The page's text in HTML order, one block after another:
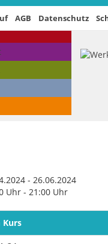
AGB Datenschutz
- 26.06.2024
Uhr - 21:00 Uhr